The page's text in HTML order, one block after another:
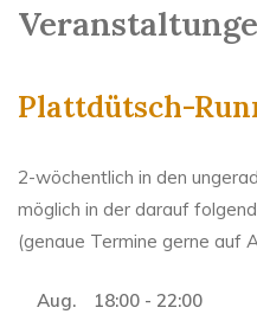
Plattdütsch-
2-wöchentlich in den
möglich in der darauf
(genaue Termine gerne auf
Aug.
18:00 - 22:00